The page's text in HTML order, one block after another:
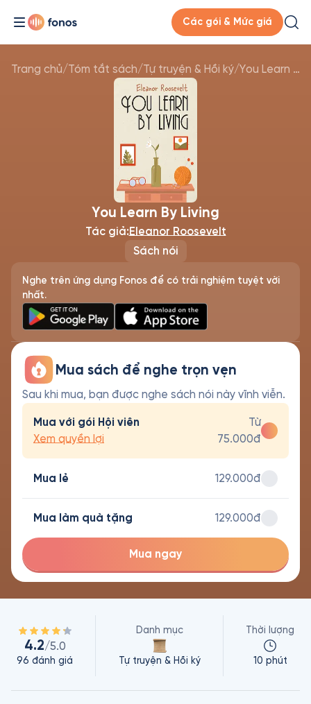
Các gói & Mức giá
Trang chủ/Tóm tắt sách/Tự truyện & Hồi ký/ You Learn By Living
Sách nói
You Learn By Living
Tác giả:Eleanor Roosevelt
Nghe trên ứng dụng Fonos để có trải nghiệm tuyệt vời
nhất.
Mua sách để nghe trọn vẹn
Sau khi mua, bạn được nghe sách nói này vĩnh viễn.
Mua với gói Hội viên
Xem quyền lợi
Từ
75.000đ
Mua lẻ 129.000đ
Mua làm quà tặng 129.000đ
Mua ngay
4.2/5.0
96 đánh giá
Danh mục
Tự truyện & Hồi ký
Thời lượng
10 phút